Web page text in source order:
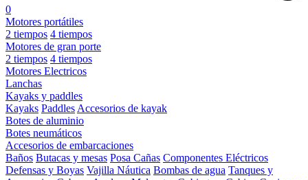
0
Motores portátiles
2 tiempos 4 tiempos
Motores de gran porte
2 tiempos 4 tiempos
Motores Electricos
Lanchas
Kayaks y paddles
Kayaks Paddles Accesorios de kayak
Botes de aluminio
Botes neumáticos
Accesorios de embarcaciones
Baños Butacas y mesas Posa Cañas Componentes Eléctricos
Defensas y Boyas Vajilla Náutica Bombas de agua Tanques y